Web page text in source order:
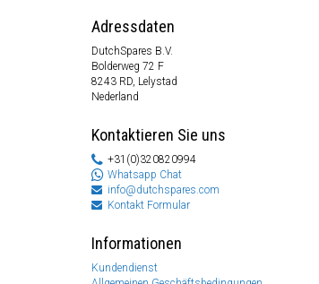
Adressdaten
DutchSpares B.V.
Bolderweg 72 F
8243 RD, Lelystad
Nederland
Kontaktieren Sie uns
+31(0)320820994
Whatsapp Chat
info@dutchspares.com
Kontakt Formular
Informationen
Kundendienst